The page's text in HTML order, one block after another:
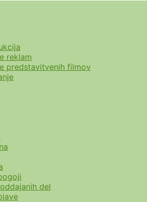
reklam
predstavitvenih filmov
del